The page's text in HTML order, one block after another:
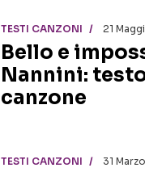
TESTI CANZONI 21
Bello e
Nannini:
canzone
TESTI CANZONI 31